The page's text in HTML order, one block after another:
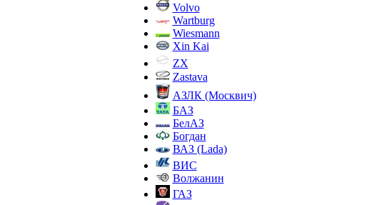
Volvo
Wartburg
Wiesmann
Xin Kai
ZX
Zastava
АЗЛК (Москвич)
БАЗ
БелАЗ
Богдан
ВАЗ (Lada)
ВИС
Волжанин
ГАЗ